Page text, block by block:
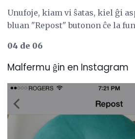
Unufoje, kiam vi ŝatas, kiel ĝi
bluan "Repost" butonon ĉe la
04 de 06
Malfermu ĝin en Instagram